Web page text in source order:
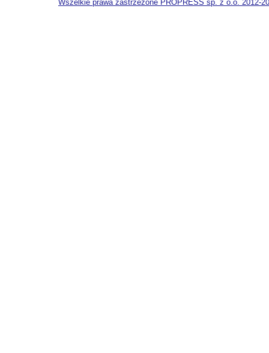
Wszelkie prawa zastrzeżone PROPRESS sp. z o.o. 2012-